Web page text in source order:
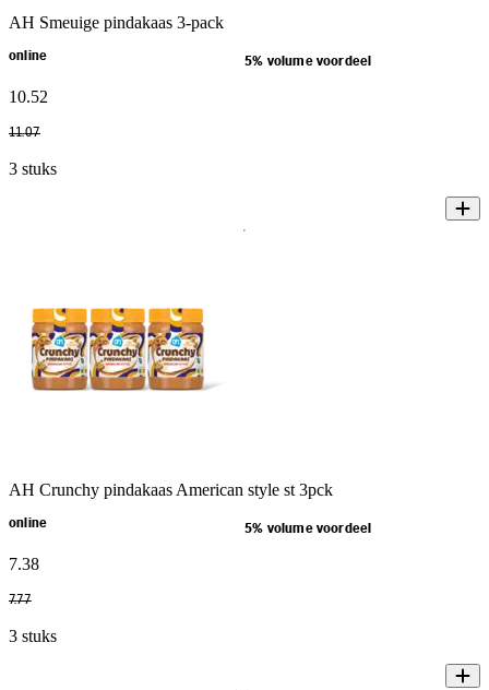
AH Smeuige pindakaas 3-pack
online 5% volume voordeel
10.52
11.07
3 stuks
AH Crunchy pindakaas American style st 3pck
online 5% volume voordeel
7.38
7.77
3 stuks